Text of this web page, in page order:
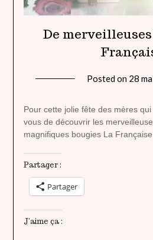
De
Posted on 28
Pour cette jolie fête des mères
vous de découvrir les
magnifiques bougies La
Partager :
Partager
J’aime ça :